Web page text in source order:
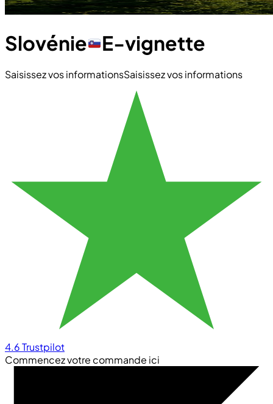
Slovénie E-vignette
Saisissez vos informationsSaisissez vos informations
4.6Trustpilot
Commencez votre commande ici